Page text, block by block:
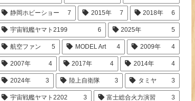
静岡ホビーショー 7 2015年 7 2018年 6
宇宙戦艦ヤマト2199 6 2025年 5
航空ファン 5 MODEL Art 4 2009年 4
2007年 4 2017年 4 2014年 4
2024年 3 陸上自衛隊 3 タミヤ 3
宇宙戦艦ヤマト2202 3 富士総合火力演習 3